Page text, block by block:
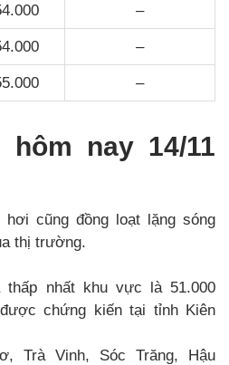
–
–
–
nay 14/11
cũng đồng loạt lặng sóng
thị trường.
thấp nhất khu vực là 51.000
chứng kiến tại tỉnh Kiên
Trà Vinh, Sóc Trăng, Hậu